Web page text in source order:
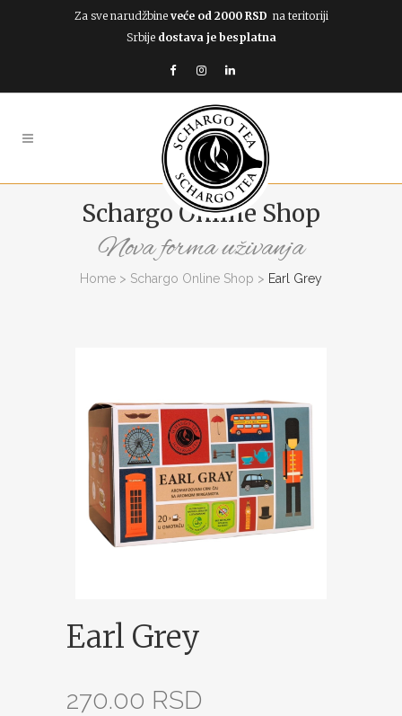
Za sve narudžbine veće od 2000 RSD na teritoriji
Srbije dostava je besplatna
Schargo Online Shop
Nova forma uživanja
Home > Schargo Online Shop > Earl Grey
Earl Grey
270.00 RSD